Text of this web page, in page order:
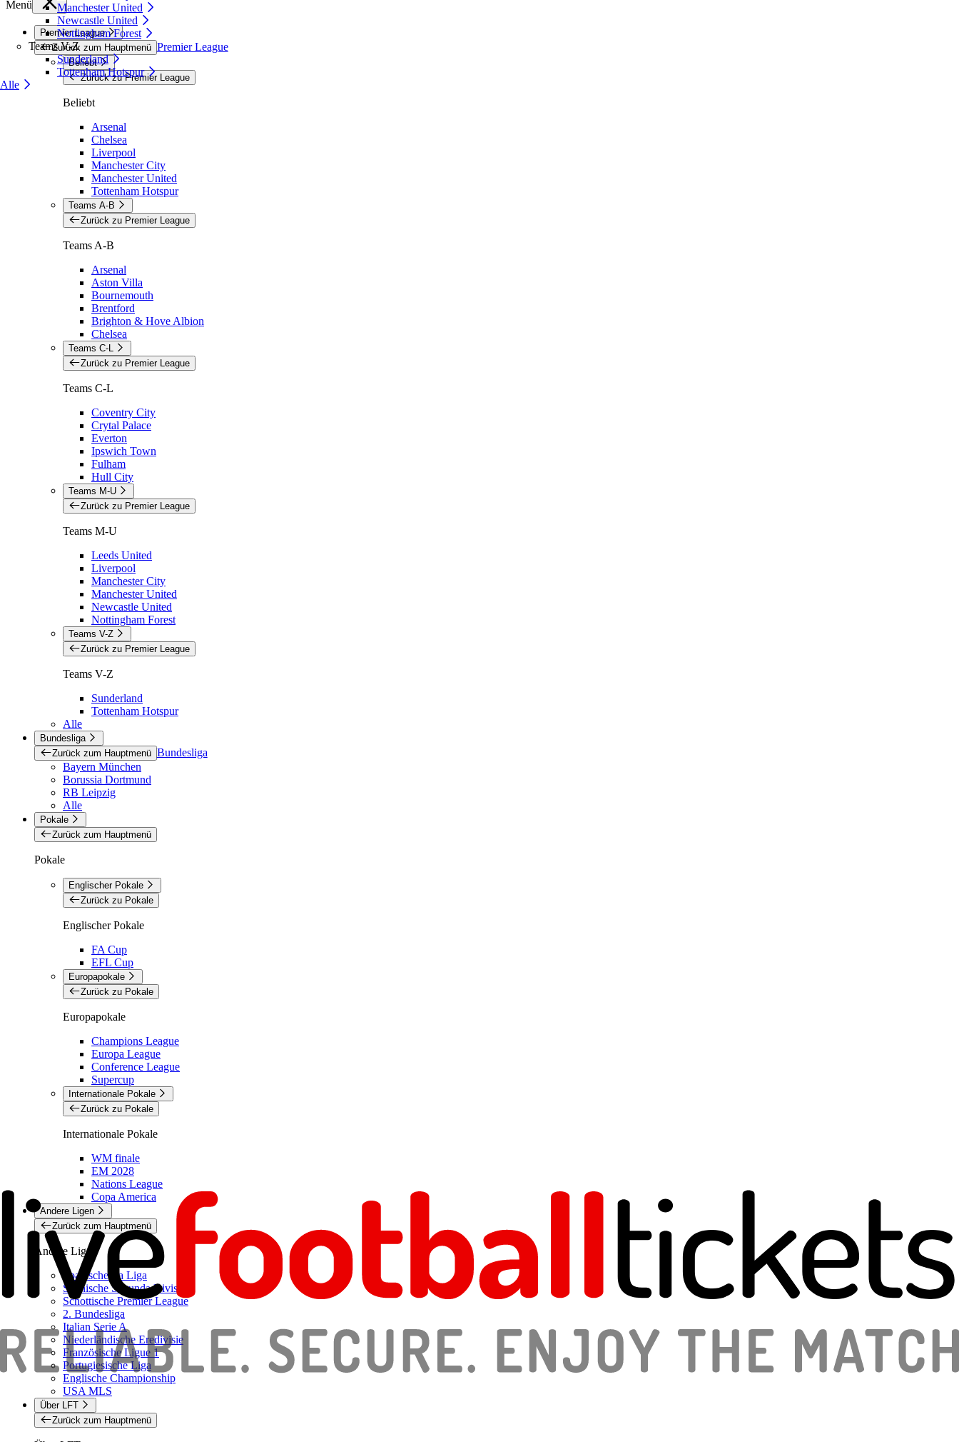
Manchester United
Newcastle United
Nottingham Forest
Teams V-Z
Sunderland
Tottenham Hotspur
Alle
Menü
Premier League
Zurück zum Hauptmenü Premier League
Beliebt
Zurück zu Premier League
Beliebt
Arsenal
Chelsea
Liverpool
Manchester City
Manchester United
Tottenham Hotspur
Teams A-B
Zurück zu Premier League
Teams A-B
Arsenal
Aston Villa
Bournemouth
Brentford
Brighton & Hove Albion
Chelsea
Teams C-L
Zurück zu Premier League
Teams C-L
Coventry City
Crytal Palace
Everton
Ipswich Town
Fulham
Hull City
Teams M-U
Zurück zu Premier League
Teams M-U
Leeds United
Liverpool
Manchester City
Manchester United
Newcastle United
Nottingham Forest
Teams V-Z
Zurück zu Premier League
Teams V-Z
Sunderland
Tottenham Hotspur
Alle
Bundesliga
Zurück zum Hauptmenü Bundesliga
Bayern München
Borussia Dortmund
RB Leipzig
Alle
Pokale
Zurück zum Hauptmenü
Pokale
Englischer Pokale
Zurück zu Pokale
Englischer Pokale
FA Cup
EFL Cup
Europapokale
Zurück zu Pokale
Europapokale
Champions League
Europa League
Conference League
Supercup
Internationale Pokale
Zurück zu Pokale
Internationale Pokale
WM finale
EM 2028
Nations League
Copa America
Andere Ligen
Zurück zum Hauptmenü
Andere Ligen
Spanische La Liga
Spanische Segunda Division
Schottische Premier League
2. Bundesliga
Italian Serie A
Niederländische Eredivisie
Französische Ligue 1
Portugiesische Liga
Englische Championship
USA MLS
Über LFT
Zurück zum Hauptmenü